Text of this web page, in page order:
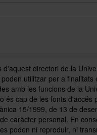
English
d'aquest directori de la
utilitzar per a finalitats
amb les funcions de la
és cap de les fonts d'accés
15/1999, de 13 de
caràcter personal. En
poden ni reproduir, ni